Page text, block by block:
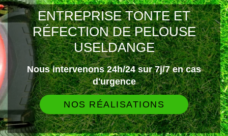
ENTREPRISE TONTE ET
RÉFECTION DE PELOUSE
USELDANGE
Nous intervenons 24h/24 sur 7j/7 en cas
d'urgence
NOS RÉALISATIONS